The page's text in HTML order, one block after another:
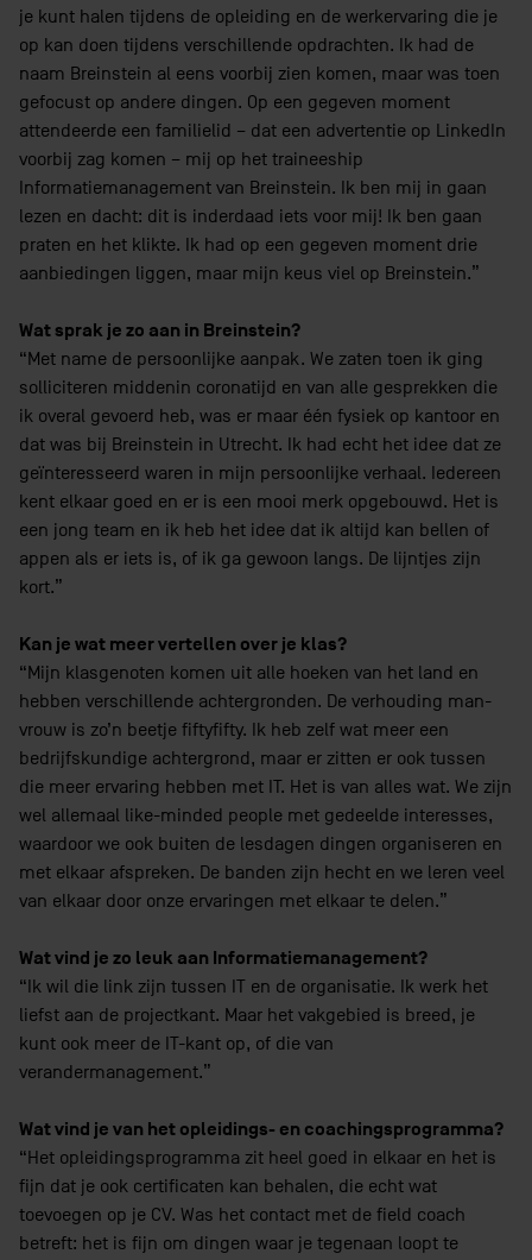
je kunt halen tijdens de opleiding en de werkervaring die je
op kan doen tijdens verschillende opdrachten. Ik had de
naam Breinstein al eens voorbij zien komen, maar was toen
gefocust op andere dingen. Op een gegeven moment
attendeerde een familielid – dat een advertentie op LinkedIn
voorbij zag komen – mij op het traineeship
Informatiemanagement van Breinstein. Ik ben mij in gaan
lezen en dacht: dit is inderdaad iets voor mij! Ik ben gaan
praten en het klikte. Ik had op een gegeven moment drie
aanbiedingen liggen, maar mijn keus viel op Breinstein.”
Wat sprak je zo aan in Breinstein?
“Met name de persoonlijke aanpak. We zaten toen ik ging
solliciteren middenin coronatijd en van alle gesprekken die
ik overal gevoerd heb, was er maar één fysiek op kantoor en
dat was bij Breinstein in Utrecht. Ik had echt het idee dat ze
geïnteresseerd waren in mijn persoonlijke verhaal. Iedereen
kent elkaar goed en er is een mooi merk opgebouwd. Het is
een jong team en ik heb het idee dat ik altijd kan bellen of
appen als er iets is, of ik ga gewoon langs. De lijntjes zijn
kort.”
Kan je wat meer vertellen over je klas?
“Mijn klasgenoten komen uit alle hoeken van het land en
hebben verschillende achtergronden. De verhouding man-
vrouw is zo’n beetje fiftyfifty. Ik heb zelf wat meer een
bedrijfskundige achtergrond, maar er zitten er ook tussen
die meer ervaring hebben met IT. Het is van alles wat. We zijn
wel allemaal like-minded people met gedeelde interesses,
waardoor we ook buiten de lesdagen dingen organiseren en
met elkaar afspreken. De banden zijn hecht en we leren veel
van elkaar door onze ervaringen met elkaar te delen.”
Wat vind je zo leuk aan Informatiemanagement?
“Ik wil die link zijn tussen IT en de organisatie. Ik werk het
liefst aan de projectkant. Maar het vakgebied is breed, je
kunt ook meer de IT-kant op, of die van
verandermanagement.”
Wat vind je van het opleidings- en coachingsprogramma?
“Het opleidingsprogramma zit heel goed in elkaar en het is
fijn dat je ook certificaten kan behalen, die echt wat
toevoegen op je CV. Was het contact met de field coach
betreft: het is fijn om dingen waar je tegenaan loopt te